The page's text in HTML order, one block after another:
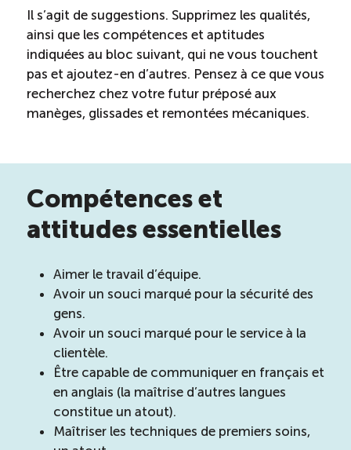
Il s’agit de suggestions. Supprimez les qualités,
ainsi que les compétences et aptitudes
indiquées au bloc suivant, qui ne vous touchent
pas et ajoutez-en d’autres. Pensez à ce que vous
recherchez chez votre futur préposé aux
manèges, glissades et remontées mécaniques.
Compétences et
attitudes essentielles
Aimer le travail d’équipe.
Avoir un souci marqué pour la sécurité des
gens.
Avoir un souci marqué pour le service à la
clientèle.
Être capable de communiquer en français et
en anglais (la maîtrise d’autres langues
constitue un atout).
Maîtriser les techniques de premiers soins,